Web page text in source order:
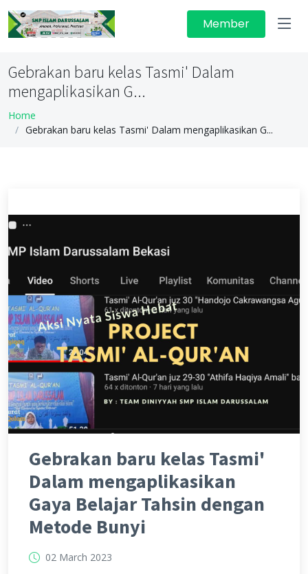
Member
Gebrakan baru kelas Tasmi' Dalam
mengaplikasikan G...
Home
Gebrakan baru kelas Tasmi' Dalam mengaplikasikan G...
Gebrakan baru kelas Tasmi'
Dalam mengaplikasikan
Gaya Belajar Tahsin dengan
Metode Bunyi
02 March 2023